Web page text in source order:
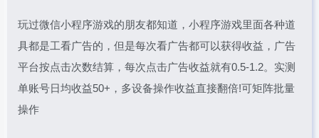
玩过微信小程序游戏的朋友都知道，小程序游戏里面各种道
具都是工看广告的，但是每次看广告都可以获得收益，广告
平台按点击次数结算，每次点击广告收益就有0.5-1.2。实测
单账号日均收益50+，多设备操作收益直接翻倍!可矩阵批量
操作